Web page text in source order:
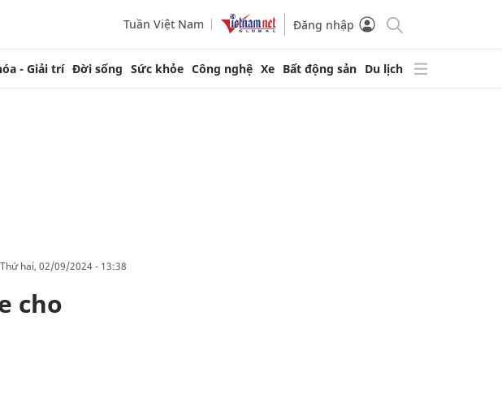
Tuần Việt Nam Đăng nhập
- Giải trí Đời sống Sức khỏe Công nghệ Xe Bất động sản Du lịch
thứ hai, 02/09/2024 - 13:38
cho